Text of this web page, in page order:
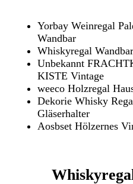
Yorbay Weinregal
Wandbar
Whiskyregal
Unbekannt
KISTE Vintage
weeco Holzregal
Dekorie Whisky
Gläserhalter
Aosbset Hölzernes